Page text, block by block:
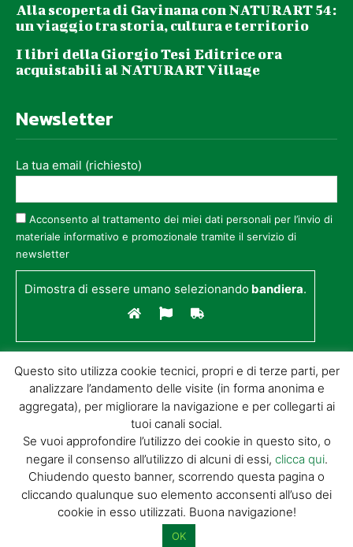
Alla scoperta di Gavinana con NATURART 54:
un viaggio tra storia, cultura e territorio
I libri della Giorgio Tesi Editrice ora
acquistabili al NATURART Village
Newsletter
La tua email (richiesto)
Acconsento al trattamento dei miei dati personali per l’invio di
materiale informativo e promozionale tramite il servizio di
newsletter
Dimostra di essere umano selezionando bandiera.
© GIORGIO TESI EDITRICE S.R.L. | P.IVA
01732650476 | VIA DI BADIA 14 – 51100 LOC.
BOTTEGONE (PISTOIA) |POWERED BY
ALLYMIND
Cookie Policy
Condizioni
di vendita|Site Map
Questo sito utilizza cookie tecnici, propri e di terze parti, per
analizzare l’andamento delle visite (in forma anonima e
aggregata), per migliorare la navigazione e per collegarti ai
tuoi canali social.
Se vuoi approfondire l’utilizzo dei cookie in questo sito, o
negare il consenso all’utilizzo di alcuni di essi, clicca qui.
Chiudendo questo banner, scorrendo questa pagina o
cliccando qualunque suo elemento acconsenti all’uso dei
cookie in esso utilizzati. Buona navigazione!
OK